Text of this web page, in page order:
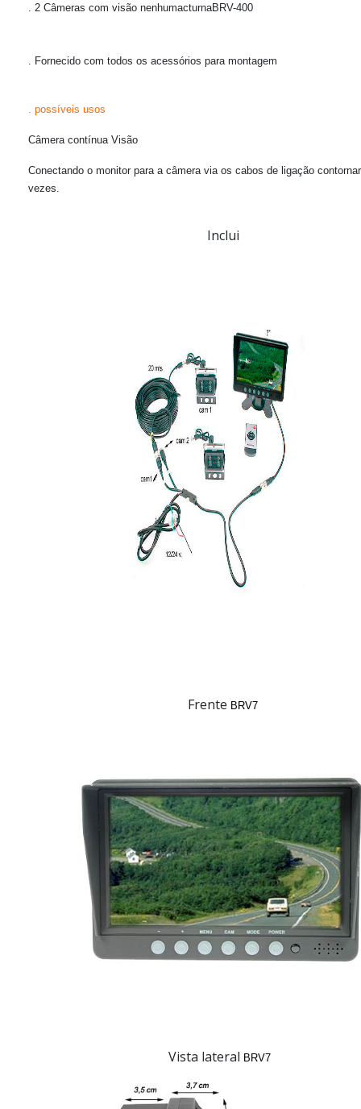
. 2 Câmeras com visão nenhumacturnaBRV-400
. Fornecido com todos os acessórios para montagem
. possíveis usos
Câmera contínua Visão
Conectando o monitor para a câmera via os cabos de ligação
vezes.
Inclui
Frente BRV7
Vista lateral BRV7